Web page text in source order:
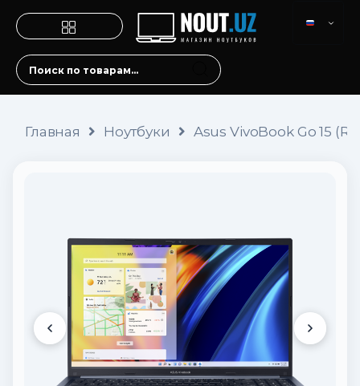
Главная Ноутбуки Asus VivoBook Go 15